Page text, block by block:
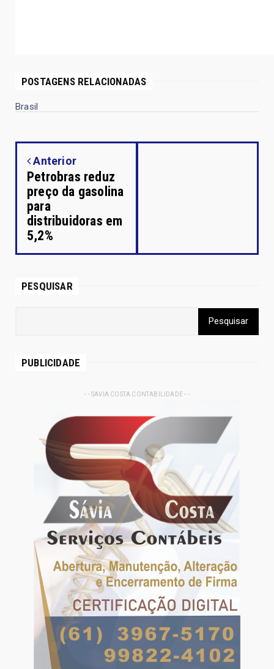
POSTAGENS RELACIONADAS
Brasil
Anterior
Petrobras reduz
preço da gasolina
para
distribuidoras em
5,2%
PESQUISAR
PUBLICIDADE
- - SAVIA COSTA CONTABILIDADE - -